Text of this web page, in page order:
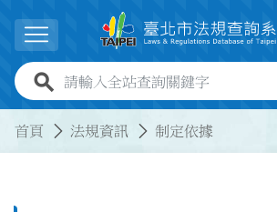
展開選單
全站查詢關鍵字欄位
首頁 法規資訊 制定依據